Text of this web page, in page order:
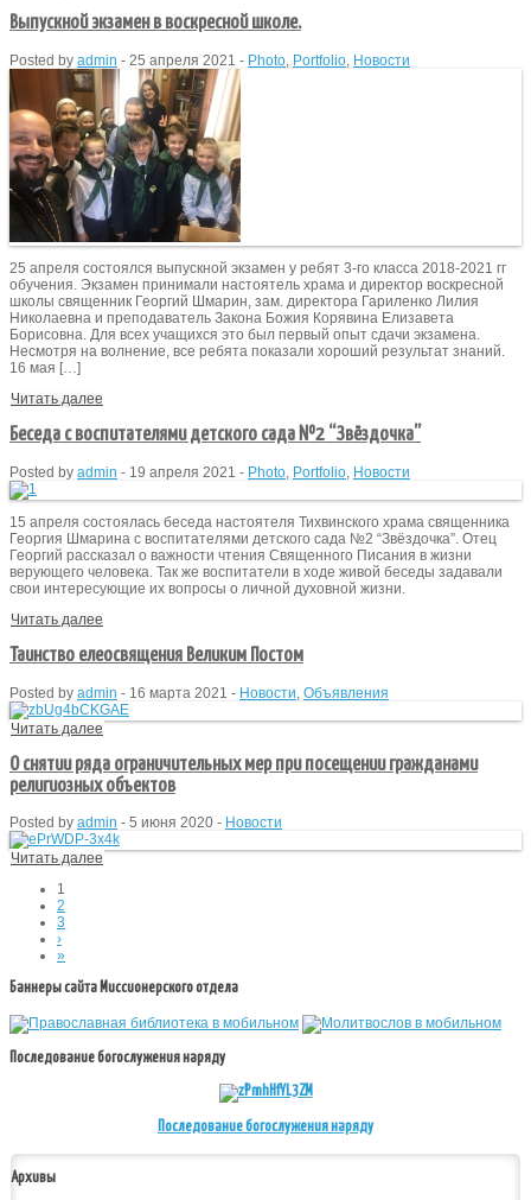
Выпускной экзамен в воскресной школе.
Posted by admin - 25 апреля 2021 - Photo, Portfolio, Новости
25 апреля состоялся выпускной экзамен у ребят 3-го класса 2018-2021 гг
обучения. Экзамен принимали настоятель храма и директор воскресной
школы священник Георгий Шмарин, зам. директора Гариленко Лилия
Николаевна и преподаватель Закона Божия Корявина Елизавета
Борисовна. Для всех учащихся это был первый опыт сдачи экзамена.
Несмотря на волнение, все ребята показали хороший результат знаний.
16 мая […]
Читать далее
Беседа с воспитателями детского сада №2 “Звёздочка”
Posted by admin - 19 апреля 2021 - Photo Portfolio Новости
15 апреля состоялась беседа настоятеля Тихвинского храма священника
Георгия Шмарина с воспитателями детского сада №2 “Звёздочка”. Отец
Георгий рассказал о важности чтения Священного Писания в жизни
верующего человека. Так же воспитатели в ходе живой беседы задавали
свои интересующие их вопросы о личной духовной жизни.
Читать далее
Таинство елеосвящения Великим Постом
Posted by admin - 16 марта 2021 - Новости Объявления
Читать далее
О снятии ряда ограничительных мер при посещении гражданами
религиозных объектов
Posted by admin - 5 июня 2020 - Новости
Читать далее
1
2
3
›
»
Баннеры сайта Миссионерского отдела
Последование богослужения наряду
Последование богослужения наряду
Архивы